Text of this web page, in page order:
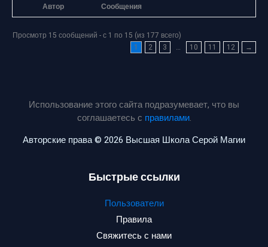
Автор Сообщения
Просмотр 15 сообщений - с 1 по 15 (из 177 всего)
1
2 3 … 10 11 12 →
Использование этого сайта подразумевает, что вы
соглашаетесь с правилами.
Авторские права © 2026 Высшая Школа Серой Магии
Быстрые ссылки
Пользователи
Правила
Свяжитесь с нами